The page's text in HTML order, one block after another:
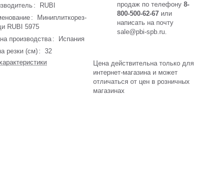
:
RUBI
:
Миниплиткорез-
RUBI 5975
производства :
Испания
резки (см): 32
продаж по телефону 8-
800-500-62-67 или
написать на почту
sale@pbi-spb.ru.
Цена действительна только для
интернет-магазина и может
отличаться от цен в розничных
магазинах